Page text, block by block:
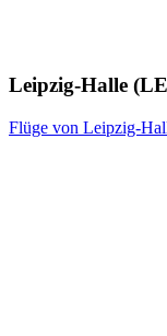
Leipzig-Halle
Flüge von Leipzig-